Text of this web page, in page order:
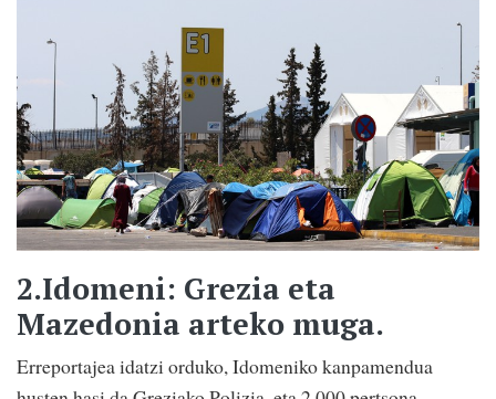
2.Idomeni: Grezia eta
Mazedonia arteko muga.
Erreportajea idatzi orduko, Idomeniko kanpamendua